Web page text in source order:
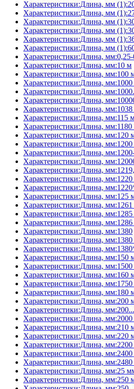
Характеристики:Длина, мм
Характеристики:Длина, мм
Характеристики:Длина, мм
Характеристики:Длина, мм
Характеристики:Длина, мм
Характеристики:Длина, мм
Характеристики:Длина,
Характеристики:Длина, мм:10 м
Характеристики:Длина, мм:100
Характеристики:Длина,
Характеристики:Длина,
Характеристики:Длина,
Характеристики:Длина,
Характеристики:Длина, мм:115
Характеристики:Длина,
Характеристики:Длина, мм:120
Характеристики:Длина,
Характеристики:Длина,
Характеристики:Длина,
Характеристики:Длина,
Характеристики:Длина,
Характеристики:Длина,
Характеристики:Длина, мм:125
Характеристики:Длина,
Характеристики:Длина,
Характеристики:Длина,
Характеристики:Длина, мм:1380
Характеристики:Длина,
Характеристики:Длина,
Характеристики:Длина, мм:150
Характеристики:Длина,
Характеристики:Длина, мм:160
Характеристики:Длина,
Характеристики:Длина, мм:180
Характеристики:Длина, мм:200
Характеристики:Длина,
Характеристики:Длина,
Характеристики:Длина, мм:210
Характеристики:Длина, мм:220
Характеристики:Длина,
Характеристики:Длина,
Характеристики:Длина,
Характеристики:Длина, мм:25
Характеристики:Длина, мм:250